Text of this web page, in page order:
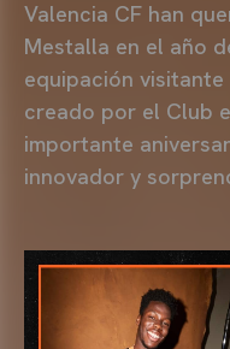
Valencia CF han
Mestalla en el año
equipación
creado por el Club
importante
innovador y